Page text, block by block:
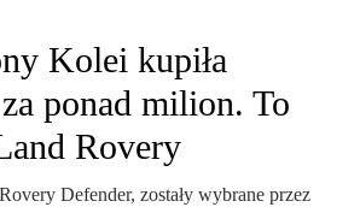
Kolei kupiła
ponad milion. To
Rovery
Defender, zostały wybrane przez